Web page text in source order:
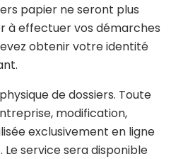
papier ne seront plus
à effectuer vos démarches
obtenir votre identité
de dossiers. Toute
modification,
exclusivement en ligne
Le service sera disponible